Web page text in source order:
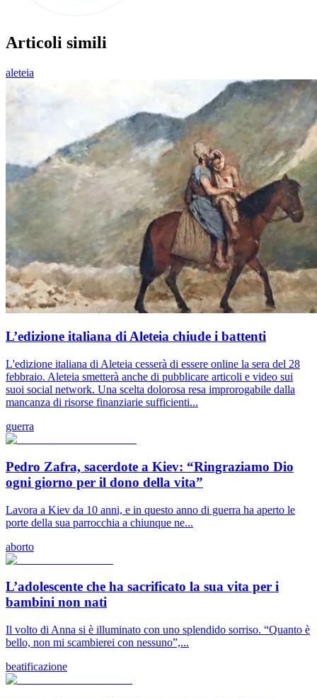
Articoli simili
aleteia
L’edizione italiana di Aleteia chiude i battenti
L'edizione italiana di Aleteia cesserà di essere online la sera del 28
febbraio. Aleteia smetterà anche di pubblicare articoli e video sui
suoi social network. Una scelta dolorosa resa improrogabile dalla
mancanza di risorse finanziarie sufficienti...
guerra
Pedro Zafra, sacerdote a Kiev: “Ringraziamo Dio
ogni giorno per il dono della vita”
Lavora a Kiev da 10 anni, e in questo anno di guerra ha aperto le
porte della sua parrocchia a chiunque ne...
aborto
L’adolescente che ha sacrificato la sua vita per i
bambini non nati
Il volto di Anna si è illuminato con uno splendido sorriso. “Quanto è
bello, non mi scambierei con nessuno”,...
beatificazione